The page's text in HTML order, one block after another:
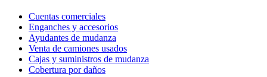
Cuentas comerciales
Enganches y accesorios
Ayudantes de mudanza
Venta de camiones usados
Cajas y suministros de mudanza
Cobertura por daños